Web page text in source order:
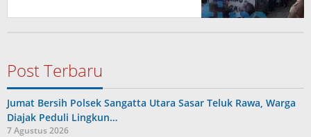
Post Terbaru
Jumat Bersih Polsek Sangatta Utara Sasar Teluk Rawa, Warga
Diajak Peduli Lingkun…
7 Agustus 2026